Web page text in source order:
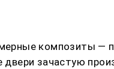
композиты
зачастую